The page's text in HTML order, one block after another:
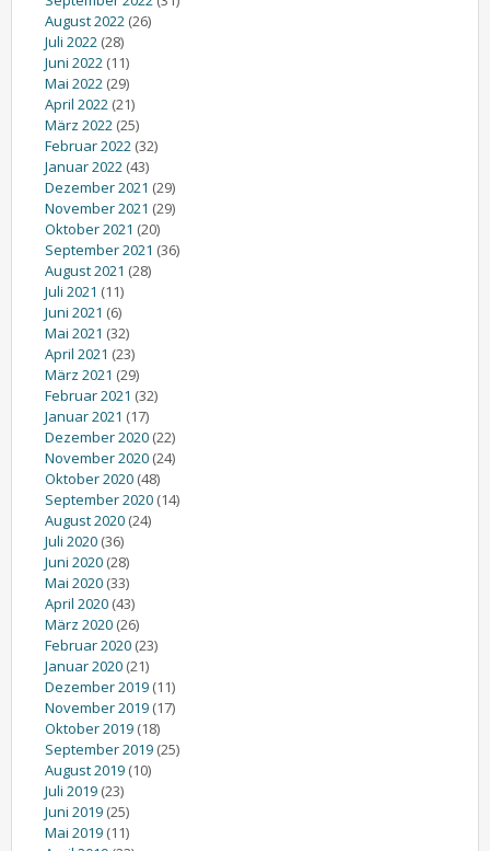
August 2022 (26)
Juli 2022 (28)
Juni 2022 (11)
Mai 2022 (29)
April 2022 (21)
März 2022 (25)
Februar 2022 (32)
Januar 2022 (43)
Dezember 2021 (29)
November 2021 (29)
Oktober 2021 (20)
September 2021 (36)
August 2021 (28)
Juli 2021 (11)
Juni 2021 (6)
Mai 2021 (32)
April 2021 (23)
März 2021 (29)
Februar 2021 (32)
Januar 2021 (17)
Dezember 2020 (22)
November 2020 (24)
Oktober 2020 (48)
September 2020 (14)
August 2020 (24)
Juli 2020 (36)
Juni 2020 (28)
Mai 2020 (33)
April 2020 (43)
März 2020 (26)
Februar 2020 (23)
Januar 2020 (21)
Dezember 2019 (11)
November 2019 (17)
Oktober 2019 (18)
September 2019 (25)
August 2019 (10)
Juli 2019 (23)
Juni 2019 (25)
Mai 2019 (11)